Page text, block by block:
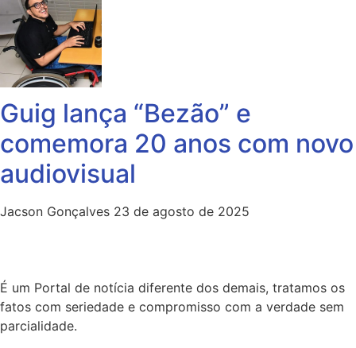
Guig lança “Bezão” e
comemora 20 anos com novo
audiovisual
Jacson Gonçalves 23 de agosto de 2025
É um Portal de notícia diferente dos demais, tratamos os
fatos com seriedade e compromisso com a verdade sem
parcialidade.